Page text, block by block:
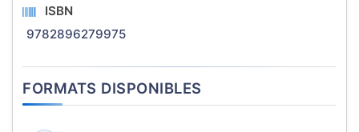
ISBN
9782896279975
FORMATS DISPONIBLES